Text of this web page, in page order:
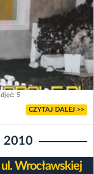
5
CZYTAJ DALEJ >>
2010
Wrocławskiej